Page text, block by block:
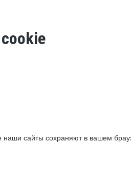
сайты сохраняют в вашем